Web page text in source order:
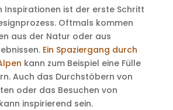
Inspirationen ist der erste Schritt
Oftmals kommen
aus der Natur oder aus
Ein Spaziergang durch
kann zum Beispiel eine Fülle
Auch das Durchstöbern von
oder das Besuchen von
inspirierend sein.